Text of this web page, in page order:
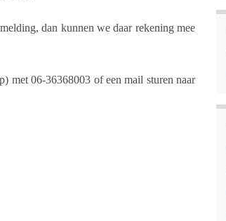
dan kunnen we daar rekening mee
met 06-36368003 of een mail sturen naar